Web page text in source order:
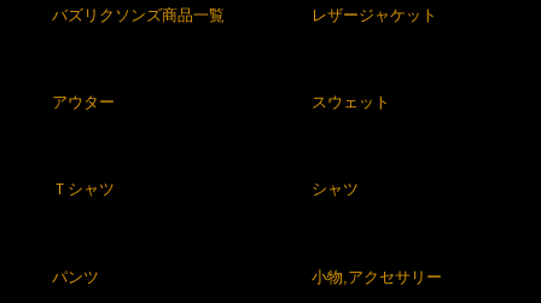
バズリクソンズ商品一覧 レザージャケット
アウター スウェット
Ｔシャツ シャツ
パンツ 小物,アクセサリー